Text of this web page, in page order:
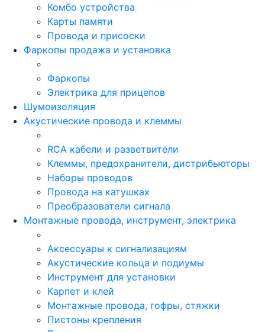
Комбо устройства
Карты памяти
Провода и присоски
Фаркопы продажа и установка
Фаркопы
Электрика для прицепов
Шумоизоляция
Акустические провода и клеммы
RCA кабели и разветвители
Клеммы, предохранители, дистрибьюторы
Наборы проводов
Провода на катушках
Преобразователи сигнала
Монтажные провода, инструмент, электрика
Аксессуары к сигнализациям
Акустические кольца и подиумы
Инструмент для установки
Карпет и клей
Монтажные провода, гофры, стяжки
Пистоны крепления